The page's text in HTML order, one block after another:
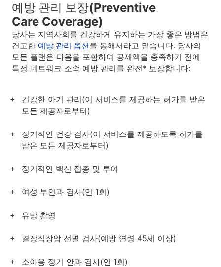
예방 관리 보장(Preventive
Care Coverage)
당사는 지역사회를 건강하게 유지하는 가장 좋은 방법은
견고한 예방 관리 옵션을 통해서라고 믿습니다. 당사의
모든 플랜은 다음을 포함하여 공제액을 충족하기 전에
특정 네트워크 소속 예방 관리를 완전* 보장합니다:
건강한 아기 관리(이 서비스를 제공하는 허가를 받은
모든 제공자로부터)
정기적인 건강 검사(이 서비스를 제공하도록 허가를
받은 모든 제공자로부터)
정기적인 백신 접종 및 투여
여성 부인과 검사(연 1회)
유방 촬영
결장직장암 선별 검사(예방 연령 45세 이상)
소아용 정기 안과 검사(연 1회)